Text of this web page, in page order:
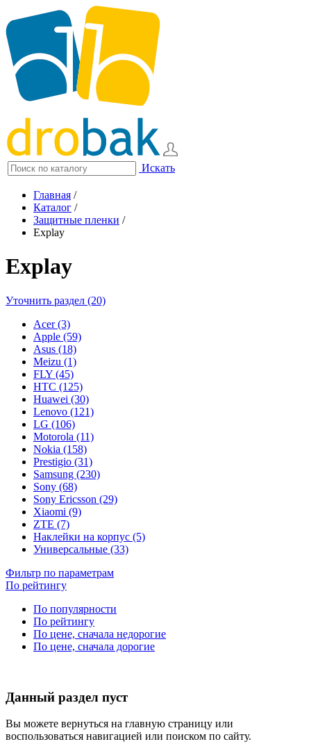
Искать
Главная /
Каталог /
Защитные пленки /
Explay
Explay
Уточнить раздел (20)
Acer (3)
Apple (59)
Asus (18)
Meizu (1)
FLY (45)
HTC (125)
Huawei (30)
Lenovo (121)
LG (106)
Motorola (11)
Nokia (158)
Prestigio (31)
Samsung (230)
Sony (68)
Sony Ericsson (29)
Xiaomi (9)
ZTE (7)
Наклейки на корпус (5)
Универсальные (33)
Фильтр по параметрам
По рейтингу
По популярности
По рейтингу
По цене, сначала недорогие
По цене, сначала дорогие
Данный раздел пуст
Вы можете вернуться на главную страницу или
воспользоваться навигацией или поиском по сайту.